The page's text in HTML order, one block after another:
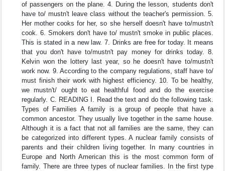
of passengers on the plane. 4. During the lesson, students don't
have to/ mustn't leave class without the teacher's permission. 5.
Her mother cooks for her, so she herself doesn't have to/mustn't
cook. 6. Smokers don't have to/ mustn't smoke in public places.
This is stated in a new law. 7. Drinks are free for today. It means
that you don't have to/mustn't pay money for drinks today. 8.
Kelvin won the lottery last year, so he doesn't have to/mustn't
work now. 9. According to the company regulations, staff have to/
must finish their work with highest efficiency. 10. To be healthy,
we mustn't/ ought to eat healthful food and do the exercise
regularly. C. READING I. Read the text and do the following task.
Types of Families A family is a group of people that have a
common ancestor. They usually live together in the same house.
Although it is a fact that not all families are the same, they can
be categorized into different types. A nuclear family consists of
parents and their children living together. In many countries in
Europe and North American this is the most common form of
family. There are three types of nuclear families. In the first type